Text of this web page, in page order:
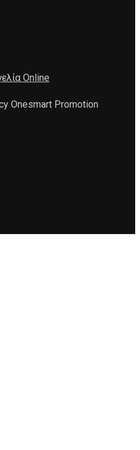
Online
Onesmart Promotion